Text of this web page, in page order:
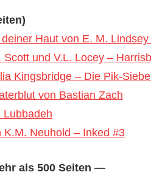
Haut von E. M.
und V.L. Locey –
Kingsbridge – Die Pik-
von Bastian Zach
Lubbadeh
Neuhold – Inked #3
als 500 Seiten —